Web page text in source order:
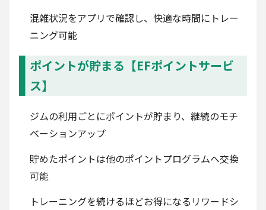
混雑状況をアプリで確認し、快適な時間にトレー
ニング可能
ポイントが貯まる【EFポイントサービ
ス】
ジムの利用ごとにポイントが貯まり、継続のモチ
ベーションアップ
貯めたポイントは他のポイントプログラムへ交換
可能
トレーニングを続けるほどお得になるリワードシ